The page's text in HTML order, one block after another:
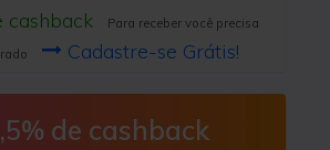
cashback
Para receber você precisa
Cadastre-se Grátis!
de cashback